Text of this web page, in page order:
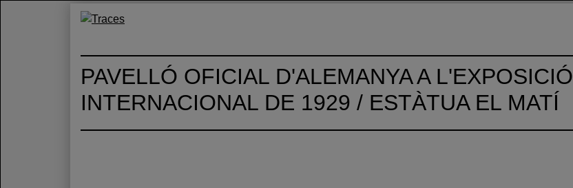
Skip
PAVELLÓ OFICIAL D'ALEMANYA A L'EXPOSICIÓ
INTERNACIONAL DE 1929 / ESTÀTUA EL MATÍ